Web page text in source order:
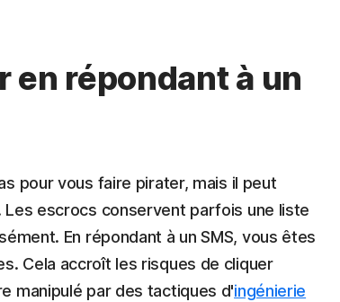
en répondant à un
pour vous faire pirater, mais il peut
escrocs conservent parfois une liste
En répondant à un SMS, vous êtes
Cela accroît les risques de cliquer
manipulé par des tactiques d'ingénierie